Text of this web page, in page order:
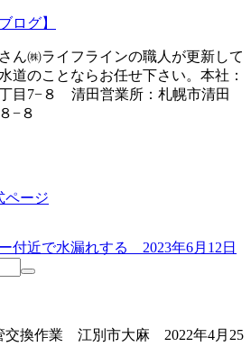
ログ】
ん㈱ライフラインの職人が更新して
道のことならお任せ下さい。本社：
目7−８ 清田営業所：札幌市清田
−８
ページ
付近で水漏れする 2023年6月12日
交換作業 江別市大麻 2022年4月25